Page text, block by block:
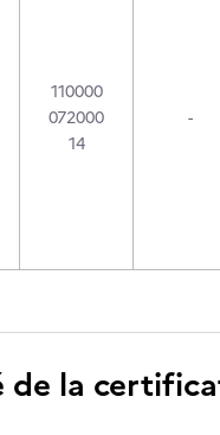
110000
072000
14
-
de la